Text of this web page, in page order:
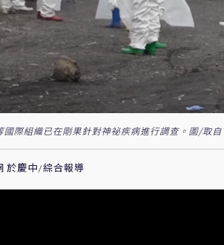
國際組織已在剛果針對神祕疾病進行調查。圖/取
於慶中/綜合報導